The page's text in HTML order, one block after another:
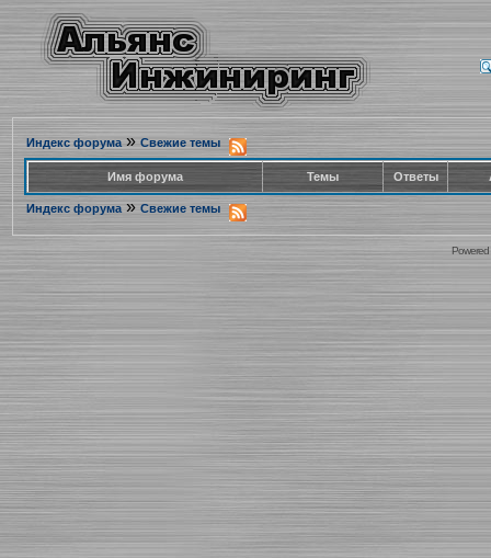
Индекс форума» Свежие темы
Имя форума Темы Ответы
Индекс форума » Свежие темы